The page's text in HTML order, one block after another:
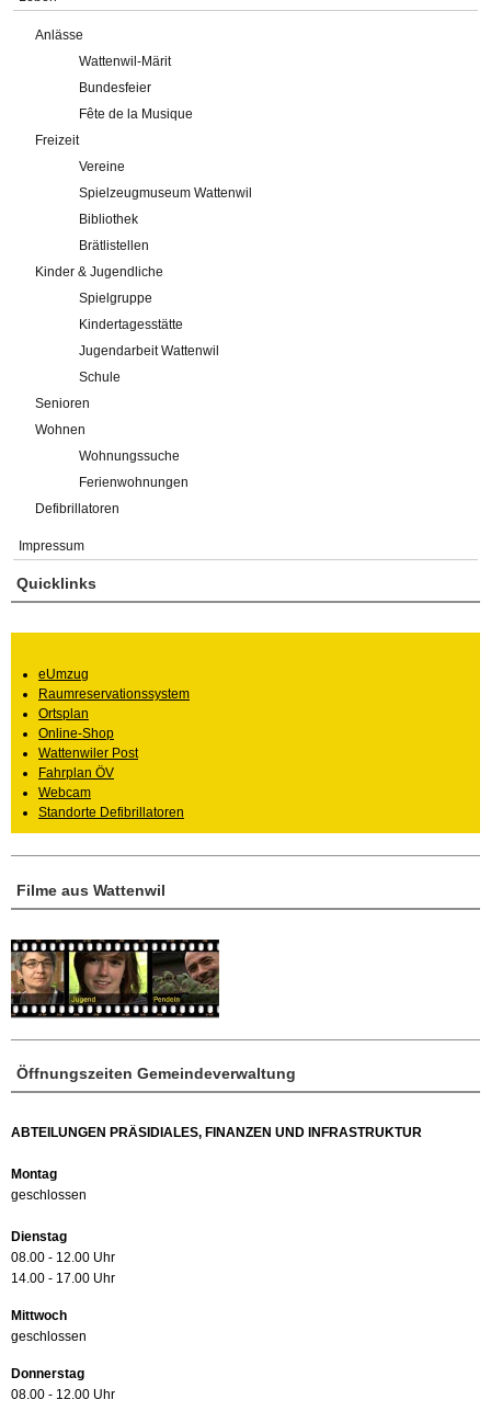
Anlässe
Wattenwil-Märit
Bundesfeier
Fête de la Musique
Freizeit
Vereine
Spielzeugmuseum Wattenwil
Bibliothek
Brätlistellen
Kinder & Jugendliche
Spielgruppe
Kindertagesstätte
Jugendarbeit Wattenwil
Schule
Senioren
Wohnen
Wohnungssuche
Ferienwohnungen
Defibrillatoren
Impressum
Öffnungszeiten Gemeindeverwaltung
ABTEILUNGEN PRÄSIDIALES, FINANZEN UND INFRASTRUKTUR
Montag
geschlossen
Dienstag
08.00 - 12.00 Uhr
14.00 - 17.00 Uhr
Mittwoch
geschlossen
Donnerstag
08.00 - 12.00 Uhr
Filme aus Wattenwil
Quicklinks
eUmzug
Raumreservationssystem
Ortsplan
Online-Shop
Wattenwiler Post
Fahrplan ÖV
Webcam
Standorte Defibrillatoren